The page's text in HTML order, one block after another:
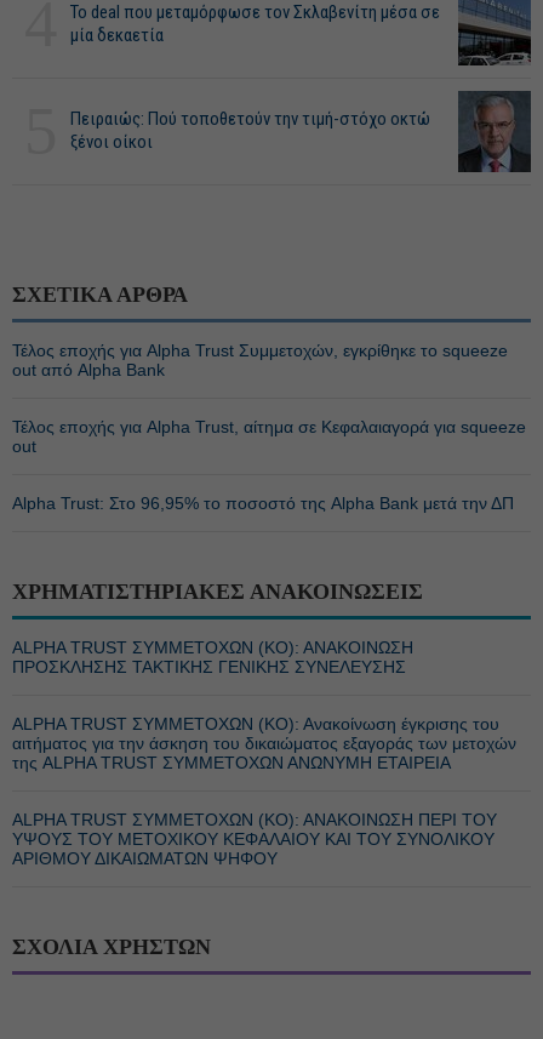
Το deal που μεταμόρφωσε τον Σκλαβενίτη μέσα σε
μία δεκαετία
Πειραιώς: Πού τοποθετούν την τιμή-στόχο οκτώ
ξένοι οίκοι
ΣΧΕΤΙΚΑ ΑΡΘΡΑ
Τέλος εποχής για Alpha Trust Συμμετοχών, εγκρίθηκε το squeeze
out από Alpha Bank
Τέλος εποχής για Alpha Trust, αίτημα σε Κεφαλαιαγορά για squeeze
out
Alpha Trust: Στο 96,95% το ποσοστό της Alpha Bank μετά την ΔΠ
ΧΡΗΜΑΤΙΣΤΗΡΙΑΚΕΣ ΑΝΑΚΟΙΝΩΣΕΙΣ
ALPHA TRUST ΣΥΜΜΕΤΟΧΩΝ (ΚΟ): ΑΝΑΚΟΙΝΩΣΗ
ΠΡΟΣΚΛΗΣΗΣ ΤΑΚΤΙΚΗΣ ΓΕΝΙΚΗΣ ΣΥΝΕΛΕΥΣΗΣ
ALPHA TRUST ΣΥΜΜΕΤΟΧΩΝ (ΚΟ): Ανακοίνωση έγκρισης του
αιτήματος για την άσκηση του δικαιώματος εξαγοράς των μετοχών
της ALPHA TRUST ΣΥΜΜΕΤΟΧΩΝ ΑΝΩΝΥΜΗ ΕΤΑΙΡΕΙΑ
ALPHA TRUST ΣΥΜΜΕΤΟΧΩΝ (ΚΟ): ΑΝΑΚΟΙΝΩΣΗ ΠΕΡΙ ΤΟΥ
ΥΨΟΥΣ ΤΟΥ ΜΕΤΟΧΙΚΟΥ ΚΕΦΑΛΑΙΟΥ ΚΑΙ ΤΟΥ ΣΥΝΟΛΙΚΟΥ
ΑΡΙΘΜΟΥ ΔΙΚΑΙΩΜΑΤΩΝ ΨΗΦΟΥ
ΣΧΟΛΙΑ ΧΡΗΣΤΩΝ